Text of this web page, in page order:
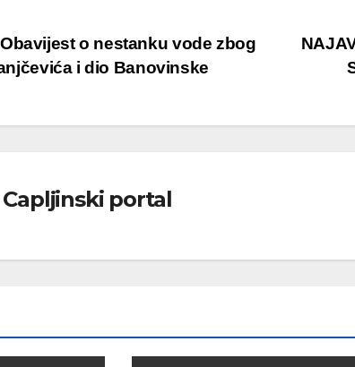
o nestanku vode zbog
i dio Banovinske
Capljinski portal